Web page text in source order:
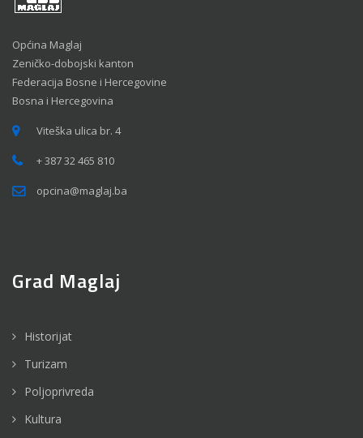
Općina Maglaj
Zeničko-dobojski kanton
Federacija Bosne i Hercegovine
Bosna i Hercegovina
Viteška ulica br. 4
+ 387 32 465 810
opcina@maglaj.ba
Grad Maglaj
Historijat
Turizam
Poljoprivreda
Kultura